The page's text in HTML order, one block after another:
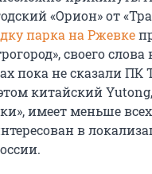
«Орион» от
парка на Ржевке
своего слова
пока не сказали ПК
китайский
имеет меньше
в